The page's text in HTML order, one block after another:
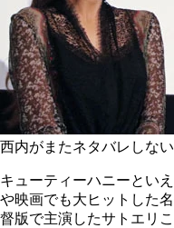
西内がまたネタバレしな
キューティーハニーとい
や映画でも大ヒットした
督版で主演したサトエリ